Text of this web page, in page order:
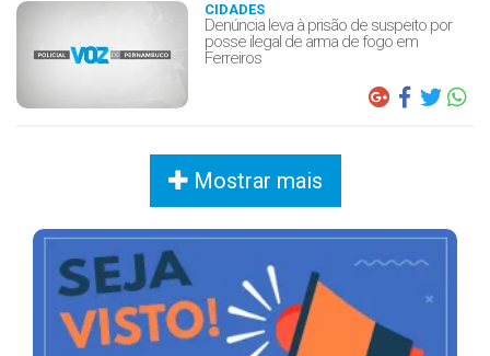
CIDADES
Denúncia leva à prisão de suspeito por
posse ilegal de arma de fogo em
Ferreiros
Mostrar mais